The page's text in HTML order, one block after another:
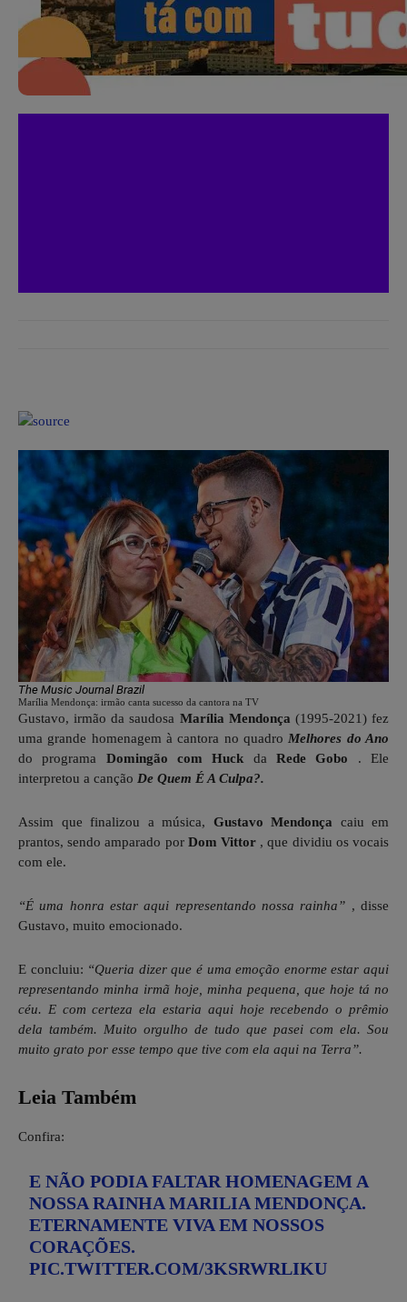
The Music Journal Brazil
Marília Mendonça: irmão canta sucesso da cantora na TV
Gustavo, irmão da saudosa Marília Mendonça (1995-2021) fez
uma grande homenagem à cantora no quadro Melhores do Ano
do programa Domingão com Huck daRede Gobo . Ele
interpretou a canção De Quem É A Culpa?.
Assim que finalizou a música, Gustavo Mendonça caiu em
prantos, sendo amparado por Dom Vittor , que dividiu os vocais
com ele.
“É uma honra estar aqui representando nossa rainha” , disse
Gustavo, muito emocionado.
E concluiu: “Queria dizer que é uma emoção enorme estar aqui
representando minha irmã hoje, minha pequena, que hoje tá no
céu. E com certeza ela estaria aqui hoje recebendo o prêmio
dela também. Muito orgulho de tudo que pasei com ela. Sou
muito grato por esse tempo que tive com ela aqui na Terra”.
Leia Também
Confira:
E NÃO PODIA FALTAR HOMENAGEM A
NOSSA RAINHA MARILIA MENDONÇA.
ETERNAMENTE VIVA EM NOSSOS
CORAÇÕES.
PIC.TWITTER.COM/3KSRWRLIKU